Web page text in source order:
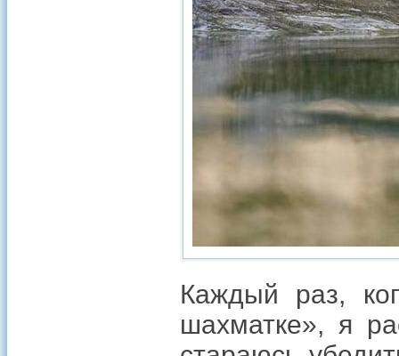
Каждый раз,
шахматке», я